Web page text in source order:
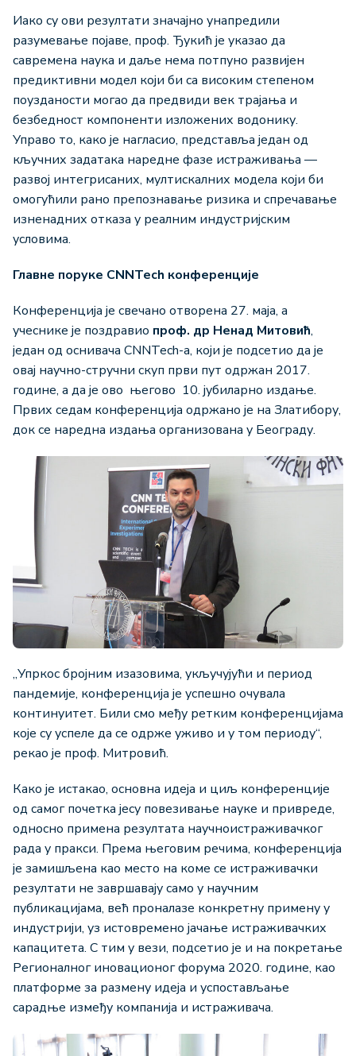
Иако су ови резултати значајно унапредили
разумевање појаве, проф. Ђукић је указао да
савремена наука и даље нема потпуно развијен
предиктивни модел који би са високим степеном
поузданости могао да предвиди век трајања и
безбедност компоненти изложених водонику.
Управо то, како је нагласио, представља један од
кључних задатака наредне фазе истраживања —
развој интегрисаних, мултискалних модела који би
омогућили рано препознавање ризика и спречавање
изненадних отказа у реалним индустријским
условима.
Главне поруке CNNTech конференције
Конференција је свечано отворена 27. маја, а
учеснике је поздравио проф. др Ненад Митовић,
један од оснивача CNNTech-а, који је подсетио да је
овај научно-стручни скуп први пут одржан 2017.
године, а да је ово његово 10. јубиларно издање.
Првих седам конференција одржано је на Златибору,
док се наредна издања организована у Београду.
„Упркос бројним изазовима, укључујући и период
пандемије, конференција је успешно очувала
континуитет. Били смо међу ретким конференцијама
које су успеле да се одрже уживо и у том периоду“,
рекао је проф. Митровић.
Како је истакао, основна идеја и циљ конференције
од самог почетка јесу повезивање науке и привреде,
односно примена резултата научноистраживачког
рада у пракси. Према његовим речима, конференција
је замишљена као место на коме се истраживачки
резултати не завршавају само у научним
публикацијама, већ проналазе конкретну примену у
индустрији, уз истовремено јачање истраживачких
капацитета. С тим у вези, подсетио је и на покретање
Регионалног иновационог форума 2020. године, као
платформе за размену идеја и успостављање
сарадње између компанија и истраживача.